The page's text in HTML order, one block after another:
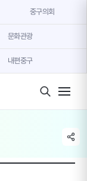
중구의회
문화관광
내편중구
share